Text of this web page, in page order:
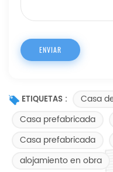
ETIQUETAS :
Casa
Casa prefabricada
Casa prefabricada
alojamiento en obra